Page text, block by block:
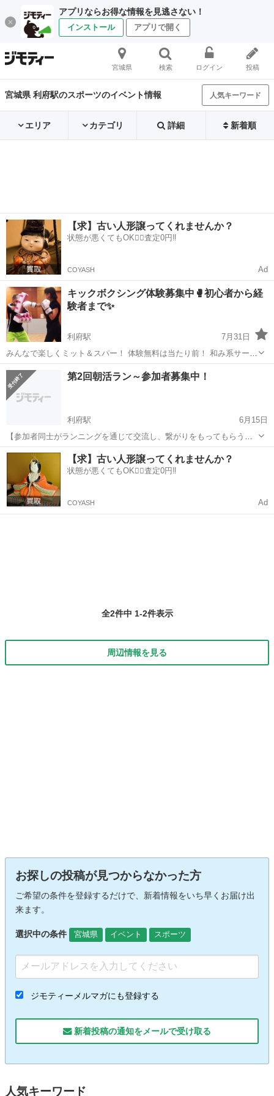
アプリならお得な情報を見逃さない！
インストール アプリで開く
宮城県 検索 ログイン 投稿
宮城県 利府駅のスポーツのイベント情報 人気キーワード
エリア カテゴリ 詳細 新着順
【求】古い人形譲ってくれませんか？
状態が悪くてもOK🙆‍♀️査定0円‼️
COYASH Ad
キックボクシング体験募集中🥊初心者から経
験者まで✨
利府駅
7月31日
みんなで楽しくミット＆スパー！ 体験無料は当たり前！ 和み系サーク
ルなのでライトユーザーにはとてもリーズナブル！ 元カルチャー教室
宮城 利府駅 スポーツ フィットネス
第2回朝活ラン～参加者募集中！
利府駅
6月15日
【参加者同士がランニングを通じて交流し、繋がりをもってもらうラ
ンニングイベント～朝活ラン！～】 この度「第2回朝活ラン」を開催
します。 「朝活ラン」とは参加者同士がランを通じて交流し、繋がり
をもってもらうランニン...
宮城 宮城郡 利府駅 スポーツ 朝活
【求】古い人形譲ってくれませんか？
状態が悪くてもOK🙆‍♀️査定0円‼️
COYASH Ad
全2件中 1-2件表示
周辺情報を見る
お探しの投稿が見つからなかった方
ご希望の条件を登録するだけで、新着情報をいち早くお届け出
来ます。
選択中の条件 宮城県 イベント スポーツ
ジモティーメルマガにも登録する
新着投稿の通知をメールで受け取る
人気キーワード